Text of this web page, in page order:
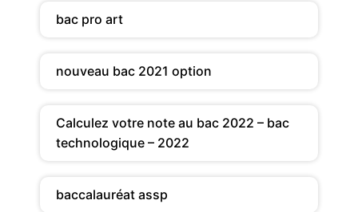
bac pro art
nouveau bac 2021 option
Calculez votre note au bac 2022 – bac
technologique – 2022
baccalauréat assp